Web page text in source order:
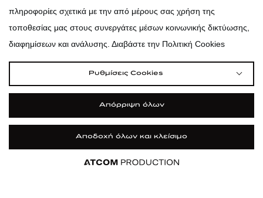
| Πολιτική Cookies | Κώδικας Δεοντολογίας
Προστασία Προσωπικών Δεδομένων
πληροφορίες σχετικά με την από μέρους σας χρήση της
τοποθεσίας μας στους συνεργάτες μέσων κοινωνικής δικτύωσης,
διαφημίσεων και ανάλυσης. Διαβάστε την Πολιτική Cookies
Ρυθμίσεις Cookies
Απόρριψη όλων
Αποδοχή όλων και κλείσιμο